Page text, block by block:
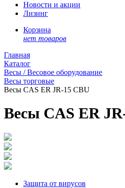
Новости и акции
Лизинг
Корзина
нет товаров
Главная
Каталог
Весы / Весовое оборудование
Весы торговые
Весы CAS ER JR-15 CBU
Весы CAS ER
Защита от вирусов